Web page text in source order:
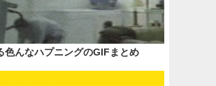
色んなハプニングのGIFまとめ